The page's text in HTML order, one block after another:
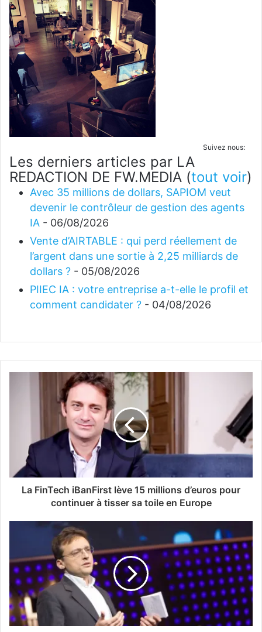
Suivez nous:
Les derniers articles par LA
REDACTION DE FW.MEDIA (tout voir)
Avec 35 millions de dollars, SAPIOM veut
devenir le contrôleur de gestion des agents
IA - 06/08/2026
Vente d’AIRTABLE : qui perd réellement de
l’argent dans une sortie à 2,25 milliards de
dollars ? - 05/08/2026
PIIEC IA : votre entreprise a-t-elle le profil et
comment candidater ? - 04/08/2026
La FinTech iBanFirst lève 15 millions d’euros pour
continuer à tisser sa toile en Europe